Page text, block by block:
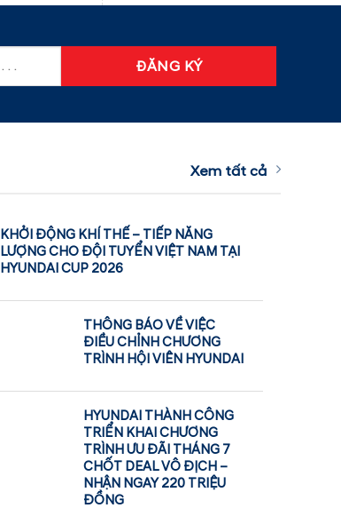
Xem tất cả
KHỞI ĐỘNG KHÍ THẾ – TIẾP NĂNG
LƯỢNG CHO ĐỘI TUYỂN VIỆT NAM TẠI
HYUNDAI CUP 2026
THÔNG BÁO VỀ VIỆC
ĐIỀU CHỈNH CHƯƠNG
TRÌNH HỘI VIÊN HYUNDAI
HYUNDAI THÀNH CÔNG
TRIỂN KHAI CHƯƠNG
TRÌNH ƯU ĐÃI THÁNG 7
CHỐT DEAL VÔ ĐỊCH –
NHẬN NGAY 220 TRIỆU
ĐỒNG